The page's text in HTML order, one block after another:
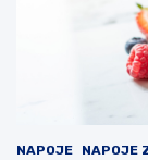
NAPOJE NAPOJE